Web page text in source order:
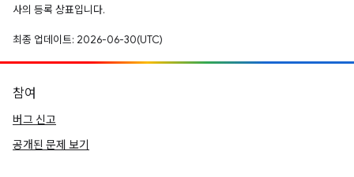
사의 등록 상표입니다.
최종 업데이트: 2026-06-30(UTC)
참여
버그 신고
공개된 문제 보기